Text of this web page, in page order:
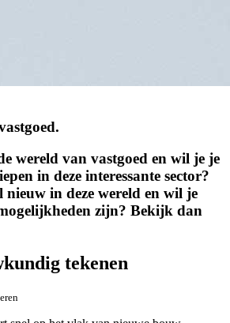
wereld van vastgoed en wil je je
in deze interessante sector?
nieuw in deze wereld en wil je
zijn? Bekijk dan
tekenen